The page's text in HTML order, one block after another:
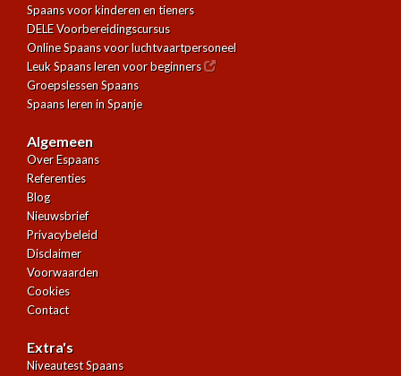
Spaans voor kinderen en tieners
DELE Voorbereidingscursus
Online Spaans voor luchtvaartpersoneel
Leuk Spaans leren voor beginners
Groepslessen Spaans
Spaans leren in Spanje
Algemeen
Over Espaans
Referenties
Blog
Nieuwsbrief
Privacybeleid
Disclaimer
Voorwaarden
Cookies
Contact
Extra's
Niveautest Spaans